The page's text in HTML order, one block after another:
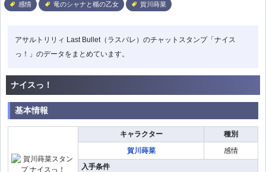
感情 竜のシャナと楯の乙女 賀川蒔菜
アサルトリリィ Last Bullet（ラスバレ）のチャットスタンプ「ナイス
っ！」のデータをまとめています。
ナイスっ！
基本情報
キャラクター
種別
賀川蒔菜
感情
入手条件